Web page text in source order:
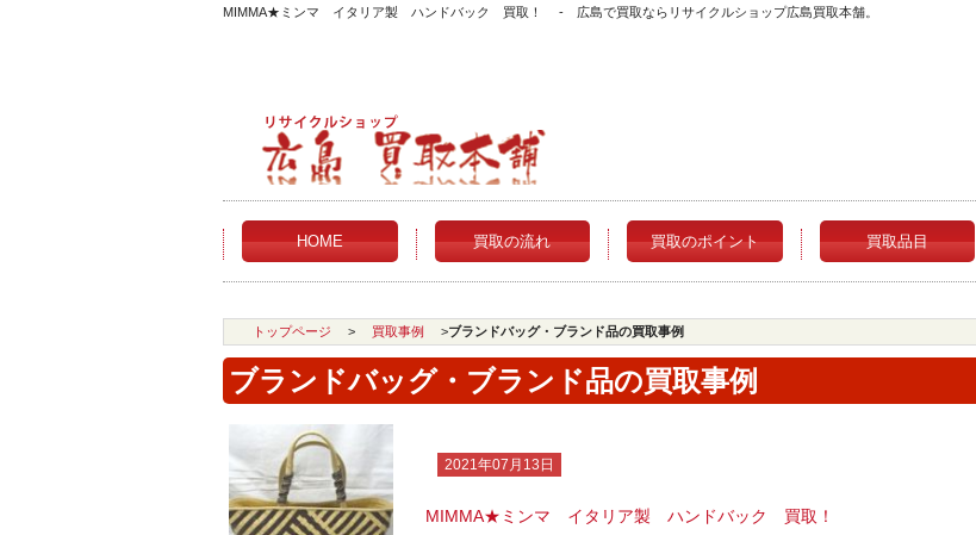
MIMMA★ミンマ イタリア製 ハンドバック 買取！ - 広島で買取ならリサイクルショップ広島買取本舗。
HOME 買取の流れ 買取のポイント 買取品目
トップページ > 買取事例 >ブランドバッグ・ブランド品の買取事例
ブランドバッグ・ブランド品の買取事例
2021年07月13日
MIMMA★ミンマ イタリア製 ハンドバック 買取！